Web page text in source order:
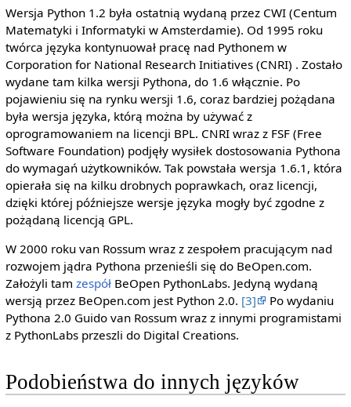
Wersja Python 1.2 była ostatnią wydaną przez CWI (Centum
Matematyki i Informatyki w Amsterdamie). Od 1995 roku
twórca języka kontynuował pracę nad Pythonem w
Corporation for National Research Initiatives (CNRI) . Zostało
wydane tam kilka wersji Pythona, do 1.6 włącznie. Po
pojawieniu się na rynku wersji 1.6, coraz bardziej pożądana
była wersja języka, którą można by używać z
oprogramowaniem na licencji BPL. CNRI wraz z FSF (Free
Software Foundation) podjęły wysiłek dostosowania Pythona
do wymagań użytkowników. Tak powstała wersja 1.6.1, która
opierała się na kilku drobnych poprawkach, oraz licencji,
dzięki której późniejsze wersje języka mogły być zgodne z
pożądaną licencją GPL.
W 2000 roku van Rossum wraz z zespołem pracującym nad
rozwojem jądra Pythona przenieśli się do BeOpen.com.
Założyli tam zespółBeOpen PythonLabs. Jedyną wydaną
wersją przez BeOpen.com jest Python 2.0. [3]
Po wydaniu
Pythona 2.0 Guido van Rossum wraz z innymi programistami
z PythonLabs przeszli do Digital Creations.
Podobieństwa do innych języków